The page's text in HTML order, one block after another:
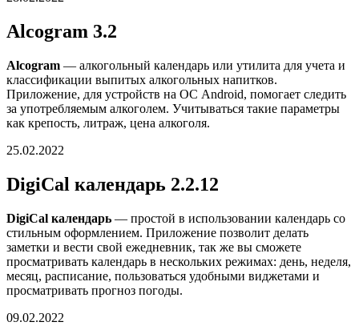
Alcogram 3.2
Alcogram — алкогольный календарь или утилита для учета и
классификации выпитых алкогольных напитков.
Приложение, для устройств на ОС Android, помогает следить
за употребляемым алкоголем. Учитываться такие параметры
как крепость, литраж, цена алкоголя.
25.02.2022
DigiCal календарь 2.2.12
DigiCal календарь — простой в использовании календарь со
стильным оформлением. Приложение позволит делать
заметки и вести свой ежедневник, так же вы сможете
просматривать календарь в нескольких режимах: день, неделя,
месяц, расписание, пользоваться удобными виджетами и
просматривать прогноз погоды.
09.02.2022